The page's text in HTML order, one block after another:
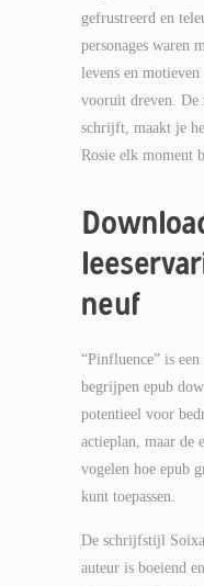
gefrustreerd en
personages waren
levens en
vooruit dreven. De
schrijft, maakt je
Rosie elk moment
neuf
“Pinfluence” is
begrijpen epub
potentieel voor
actieplan, maar de
vogelen hoe epub
kunt toepassen.
De schrijfstijl
auteur is boeiend